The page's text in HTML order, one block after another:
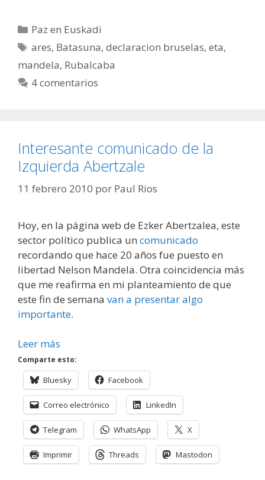
Categorías
Paz en Euskadi
Etiquetas
ares, Batasuna,declaracion bruselas,eta,
mandela, Rubalcaba
4 comentarios
Interesante comunicado de la
Izquierda Abertzale
11 febrero 2010 por Paul Rios
Hoy, en la página web de Ezker Abertzalea, este
sector político publica un comunicado
recordando que hace 20 años fue puesto en
libertad Nelson Mandela. Otra coincidencia más
que me reafirma en mi planteamiento de que
este fin de semana van a presentar algo
importante.
Leer más
Comparte esto:
Bluesky Facebook
Correo electrónico LinkedIn
Telegram WhatsApp X
Imprimir Threads Mastodon